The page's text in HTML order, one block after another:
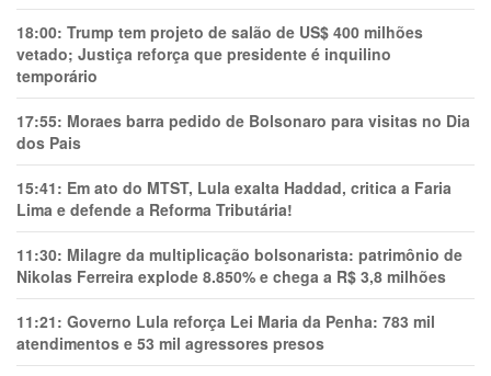
18:00: Trump tem projeto de salão de US$ 400 milhões
vetado; Justiça reforça que presidente é inquilino
temporário
17:55: Moraes barra pedido de Bolsonaro para visitas no Dia
dos Pais
15:41: Em ato do MTST, Lula exalta Haddad, critica a Faria
Lima e defende a Reforma Tributária!
11:30: Milagre da multiplicação bolsonarista: patrimônio de
Nikolas Ferreira explode 8.850% e chega a R$ 3,8 milhões
11:21: Governo Lula reforça Lei Maria da Penha: 783 mil
atendimentos e 53 mil agressores presos